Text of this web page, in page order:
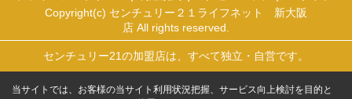
Copyright(c) センチュリー２１ライフネット 新大阪
店 All rights reserved.
センチュリー21の加盟店は、すべて独立・自営です。
当サイトでは、お客様の当サイト利用状況把握、サービス向上検討を目的と